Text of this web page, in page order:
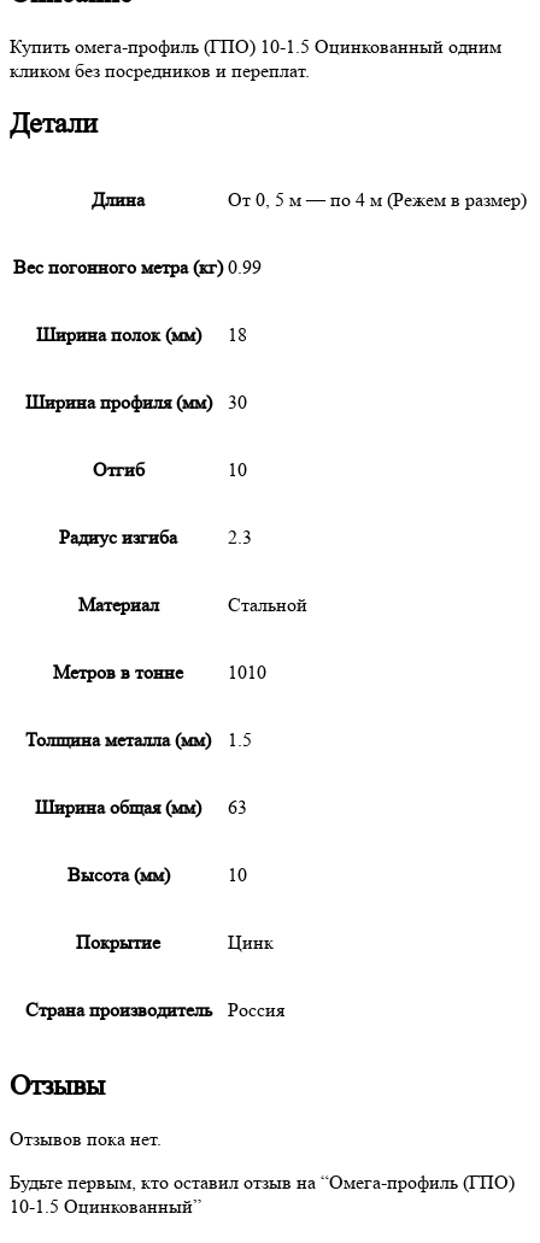
Купить омега-профиль (ГПО) 10-1.5 Оцинкованный одним
кликом без посредников и переплат.
Детали
Длина От 0, 5 м — по 4 м (Режем в размер)
Вес погонного метра (кг) 0.99
Ширина полок (мм) 18
Ширина профиля (мм) 30
Отгиб 10
Радиус изгиба 2.3
Материал Стальной
Метров в тонне 1010
Толщина металла (мм) 1.5
Ширина общая (мм) 63
Высота (мм) 10
Покрытие Цинк
Страна производитель Россия
Отзывы
Отзывов пока нет.
Будьте первым, кто оставил отзыв на “Омега-профиль (ГПО)
10-1.5 Оцинкованный”